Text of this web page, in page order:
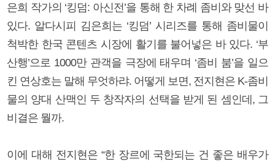
은희 작가의 ‘킹덤: 아신전’을 통해 한 차례 좀비와 맞선 바
있다. 알다시피 김은희는 ‘킹덤’ 시리즈를 통해 좀비물이
척박한 한국 콘텐츠 시장에 활기를 불어넣은 바 있다. ‘부
산행’으로 1000만 관객을 극장에 태우며 ‘좀비 붐’을 일으
킨 연상호는 말해 무엇하랴. 어떻게 보면, 전지현은 K-좀비
물의 양대 산맥인 두 창작자의 선택을 받게 된 셈인데, 그
비결은 뭘까.
이에 대해 전지현은 “한 장르에 국한되는 건 좋은 배우가